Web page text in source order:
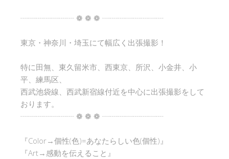
┈┈┈┈┈┈┈ ❁ ❁ ❁ ┈┈┈┈┈┈┈┈
東京・神奈川・埼玉にて幅広く出張撮影！
特に田無、東久留米市、西東京、所沢、小金井、小
平、練馬区、
西武池袋線、西武新宿線付近を中心に出張撮影をして
おります。
┈┈┈┈┈┈┈ ❁ ❁ ❁ ┈┈┈┈┈┈┈┈
『Color→個性(色)=あなたらしい色(個性)』
『Art→感動を伝えること』